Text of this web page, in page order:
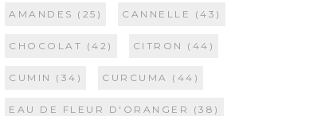
AMANDES (25) CANNELLE (43)
CHOCOLAT (42) CITRON (44)
CUMIN (34) CURCUMA (44)
EAU DE FLEUR D'ORANGER (38)